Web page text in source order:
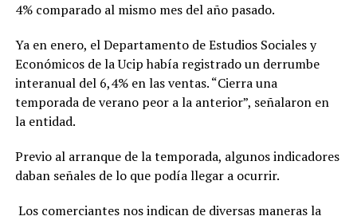
4% comparado al mismo mes del año pasado.
Ya en enero, el Departamento de Estudios Sociales y
Económicos de la Ucip había registrado un derrumbe
interanual del 6,4% en las ventas. “Cierra una
temporada de verano peor a la anterior”, señalaron en
la entidad.
Previo al arranque de la temporada, algunos indicadores
daban señales de lo que podía llegar a ocurrir.
Los comerciantes nos indican de diversas maneras la